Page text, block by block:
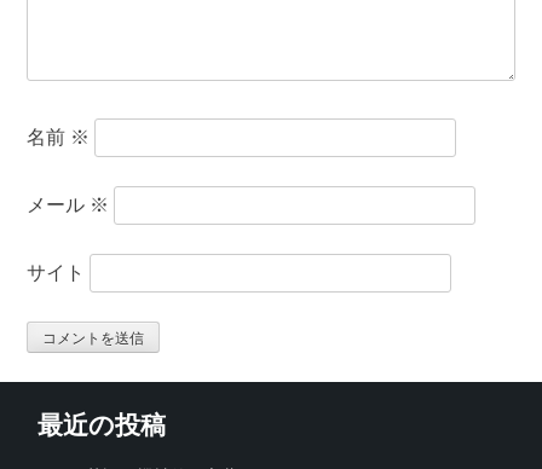
名前 ※
メール ※
サイト
最近の投稿